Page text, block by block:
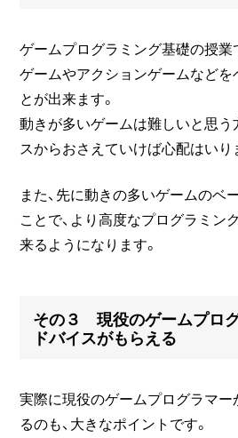
ゲームプログラミング基礎の授業
ゲームやアクションゲームなど
とが出来ます。
動きが多いゲームは難しいと思う
スからおさえていけば心配はいり
また、先に動きの多いゲームのベ
ことで、より高度なプログラミン
来るようになります。
その３ 現役のゲームプロ
ドバイスがもらえる
実際に現役のゲームプログラマー
るのも、大きなポイントです。